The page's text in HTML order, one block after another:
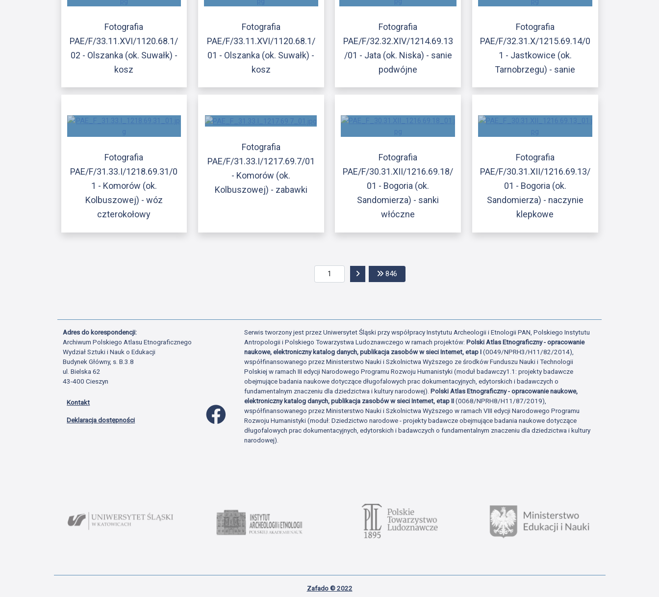
Fotografia
PAE/F/33.11.XVI/1120.68.1/
02 - Olszanka (ok. Suwałk) -
kosz
Fotografia
PAE/F/33.11.XVI/1120.68.1/
01 - Olszanka (ok. Suwałk) -
kosz
Fotografia
PAE/F/32.32.XIV/1214.69.13
/01 - Jata (ok. Niska) - sanie
podwójne
Fotografia
PAE/F/32.31.X/1215.69.14/0
1 - Jastkowice (ok.
Tarnobrzegu) - sanie
Fotografia
PAE/F/31.33.I/1218.69.31/0
1 - Komorów (ok.
Kolbuszowej) - wóz
czterokołowy
Fotografia
PAE/F/31.33.I/1217.69.7/01
- Komorów (ok.
Kolbuszowej) - zabawki
Fotografia
PAE/F/30.31.XII/1216.69.18/
01 - Bogoria (ok.
Sandomierza) - sanki
włóczne
Fotografia
PAE/F/30.31.XII/1216.69.13/
01 - Bogoria (ok.
Sandomierza) - naczynie
klepkowe
Przejdź do następnej strony
846
Adres do korespondencji:
Archiwum Polskiego Atlasu Etnograficznego
Wydział Sztuki i Nauk o Edukacji
Budynek Główny, s. B.3.8
ul. Bielska 62
43-400 Cieszyn
Kontakt
Deklaracja dostępności
Profil Facebook
Serwis tworzony jest przez Uniwersytet Śląski przy współpracy Instytutu Archeologii i Etnologii PAN, Polskiego Instytutu
Antropologii i Polskiego Towarzystwa Ludoznawczego w ramach projektów:Polski Atlas Etnograficzny - opracowanie
naukowe, elektroniczny katalog danych, publikacja zasobów w sieci Internet, etap I(0049/NPRH3/H11/82/2014),
współfinansowanego przez Ministerstwo Nauki i Szkolnictwa Wyższego ze środków Funduszu Nauki i Technologii
Polskiej w ramach III edycji Narodowego Programu Rozwoju Humanistyki (moduł badawczy1.1: projekty badawcze
obejmujące badania naukowe dotyczące długofalowych prac dokumentacyjnych, edytorskich i badawczych o
fundamentalnym znaczeniu dla dziedzictwa i kultury narodowej).Polski Atlas Etnograficzny - opracowanie naukowe,
elektroniczny katalog danych, publikacja zasobów w sieci Internet, etap II(0068/NPRH8/H11/87/2019),
współfinansowanego przez Ministerstwo Nauki i Szkolnictwa Wyższego w ramach VIII edycji Narodowego Programu
Rozwoju Humanistyki (moduł: Dziedzictwo narodowe - projekty badawcze obejmujące badania naukowe dotyczące
długofalowych prac dokumentacyjnych, edytorskich i badawczych o fundamentalnym znaczeniu dla dziedzictwa i kultury
narodowej).
Zafado © 2022